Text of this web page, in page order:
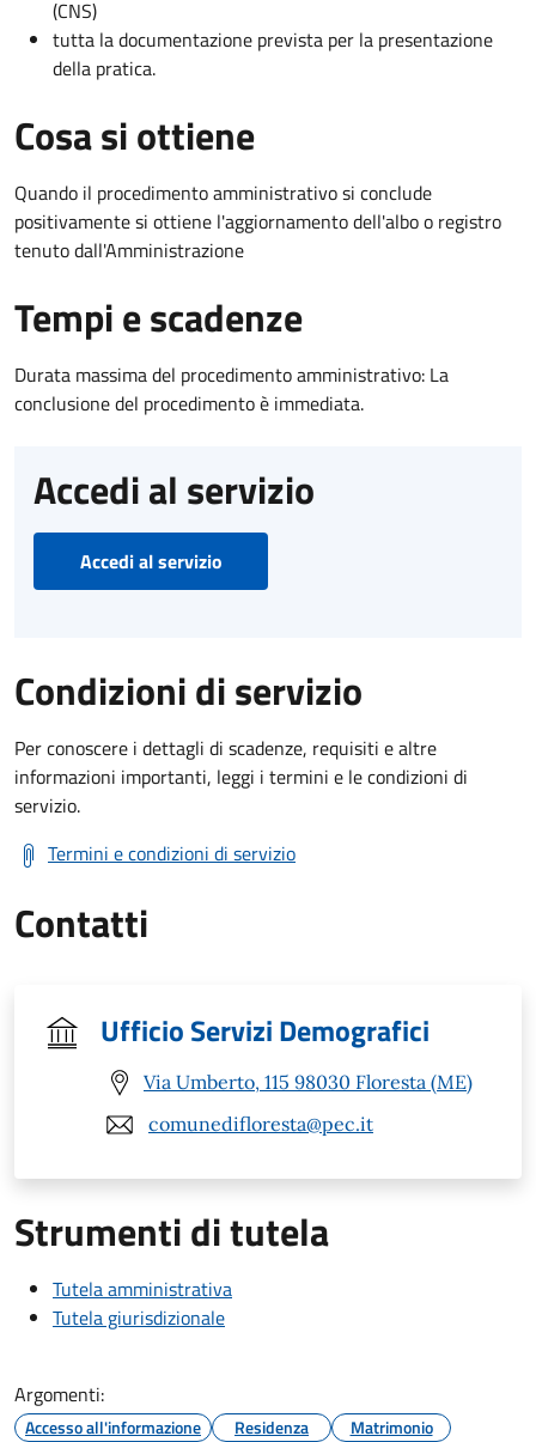
(CNS)
tutta la documentazione prevista per la presentazione
della pratica.
Cosa si ottiene
Quando il procedimento amministrativo si conclude
positivamente si ottiene l'aggiornamento dell'albo o registro
tenuto dall'Amministrazione
Tempi e scadenze
Durata massima del procedimento amministrativo: La
conclusione del procedimento è immediata.
Accedi al servizio
Accedi al servizio
Condizioni di servizio
Per conoscere i dettagli di scadenze, requisiti e altre
informazioni importanti, leggi i termini e le condizioni di
servizio.
Termini e condizioni di servizio
Contatti
Ufficio Servizi Demografici
Via Umberto, 115 98030 Floresta (ME)
comunedifloresta@pec.it
Strumenti di tutela
Tutela amministrativa
Tutela giurisdizionale
Argomenti:
Accesso all'informazione Residenza Matrimonio